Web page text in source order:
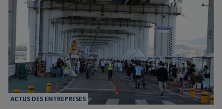
ACTUS DES ENTREPRISES